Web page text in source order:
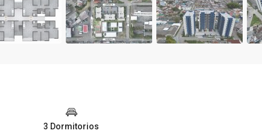
3 Dormitorios